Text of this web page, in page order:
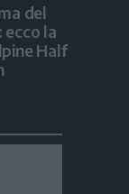
del
ecco la
Half